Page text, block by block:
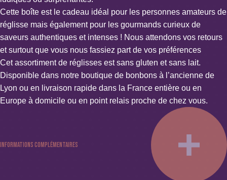
Cette boîte est le cadeau idéal pour les personnes amateurs de
réglisse mais également pour les gourmands curieux de
saveurs authentiques et intenses ! Nous attendons vos retours
et surtout que vous nous fassiez part de vos préférences
Cet assortiment de réglisses est sans gluten et sans lait.
Disponible dans notre boutique de bonbons à l’ancienne de
Lyon ou en livraison rapide dans la France entière ou en
Europe à domicile ou en point relais proche de chez vous.
Informations complémentaires